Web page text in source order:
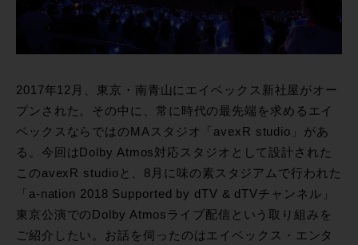
2017年12月、東京・南青山にエイベックス新社屋がオー
プンされた。その中に、常に時代の最先端を求めるエイ
ベックスならではのMAスタジオ「avexR studio」があ
る。今回はDolby Atmos対応スタジオとして設計された
このavexR studioと、8月に味の素スタジアムで行われた
「a-nation 2018 Supported by dTV & dTVチャンネル」
東京公演でのDolby Atmosライブ配信という取り組みを
ご紹介したい。お話を伺ったのはエイベックス・エンタ